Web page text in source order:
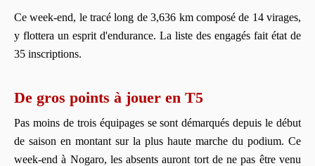
Ce week-end, le tracé long de 3,636 km composé de 14 virages,
y flottera un esprit d'endurance. La liste des engagés fait état de
35 inscriptions.
De gros points à jouer en T5
Pas moins de trois équipages se sont démarqués depuis le début
de saison en montant sur la plus haute marche du podium. Ce
week-end à Nogaro, les absents auront tort de ne pas être venu